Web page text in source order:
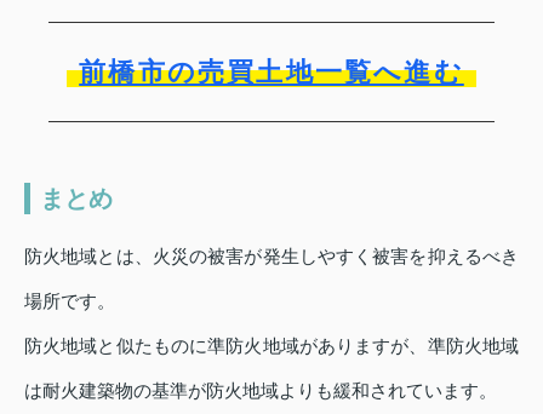
前橋市の売買土地一覧へ進む
まとめ
防火地域とは、火災の被害が発生しやすく被害を抑えるべき
場所です。
防火地域と似たものに準防火地域がありますが、準防火地域
は耐火建築物の基準が防火地域よりも緩和されています。